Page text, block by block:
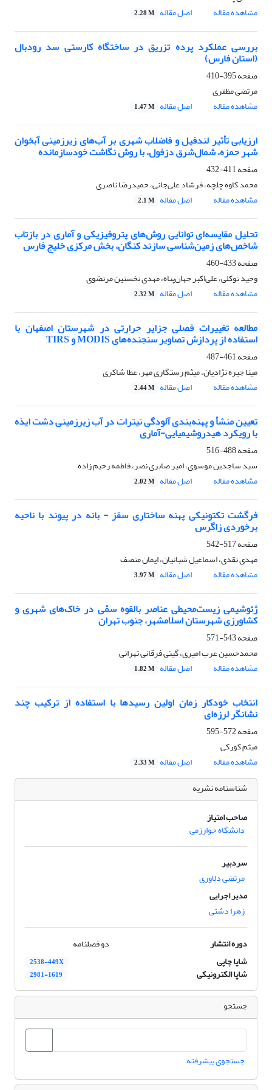
مشاهده مقاله
اصل مقاله 2.28 M
بررسی عملکرد پرده تزریق در ساختگاه کارستی سد رودبال
(استان فارس)
صفحه395-410
مرتضی مظفری
مشاهده مقاله
اصل مقاله 1.47 M
ارزیابی تأثیر لندفیل و فاضلاب شهری بر آب‌های زیرزمینی آبخوان
شهر حمزه، شمال‌شرق دزفول، با روش نگاشت خود‌سازمان‎ده
صفحه411-432
محمد کاوه چلچه، فرشاد علی‌جانی، حمیدرضا ناصری
مشاهده مقاله
اصل مقاله 2.1 M
تحلیل مقایسه‌ای توانایی روش‌های پتروفیزیکی و آماری در بازتاب
شاخص‌های زمین‌شناسی سازند کنگان، بخش مرکزی خلیج فارس
صفحه433-460
وحید توکلی، علی‌اکبر جهان‌پناه، مهدی نخستین مرتضوی
مشاهده مقاله
اصل مقاله 2.32 M
مطالعه تغییرات فصلی جزایر حرارتی در شهرستان اصفهان با
استفاده از پردازش تصاویر سنجنده‌های MODIS و TIRS
صفحه461-487
مینا جیره نژادیان، میثم رستگاری مهر، عطا شاکری
مشاهده مقاله
اصل مقاله 2.44 M
تعیین منشأ و پهنه‌بندی آلودگی نیترات در آب زیرزمینی دشت ایذه
با رویکرد هیدروشیمیایی-آماری
صفحه488-516
سید ساجدین موسوی، امیر صابری نصر، فاطمه رحیم زاده
مشاهده مقاله
اصل مقاله 2.02 M
فرگشت تکتونیکی پهنه ساختاری سقز - بانه در پیوند با ناحیه
برخوردی زاگرس
صفحه517-542
مهدی نقدی، اسماعیل شبانیان، ایمان منصف
مشاهده مقاله
اصل مقاله 3.97 M
ژئوشیمی زیست‌محیطی عناصر بالقوه سمّی در خاک‌های شهری و
کشاورزی شهرستان اسلامشهر، جنوب تهران
صفحه543-571
محمدحسین عرب امیری، گیتی فرقانی تهرانی
مشاهده مقاله
اصل مقاله 1.82 M
انتخاب خودکار زمان اولین رسیدها با استفاده از ترکیب چند
نشانگر لرزه‌ای
صفحه572-595
میثم کورکی
مشاهده مقاله
اصل مقاله 2.33 M
شناسنامه نشریه
صاحب امتیاز
دانشگاه خوارزمی
سردبیر
مرتضی دلاوری
مدیر اجرایی
زهرا دشتی
دوره انتشار
دو فصلنامه
شاپا چاپی
2538-449X
شاپا الکترونیکی 2981-1619
جستجو
جستجوی پیشرفته